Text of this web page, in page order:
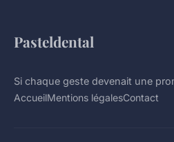
Pasteldental
Si chaque geste devenait une
AccueilMentions légalesContact